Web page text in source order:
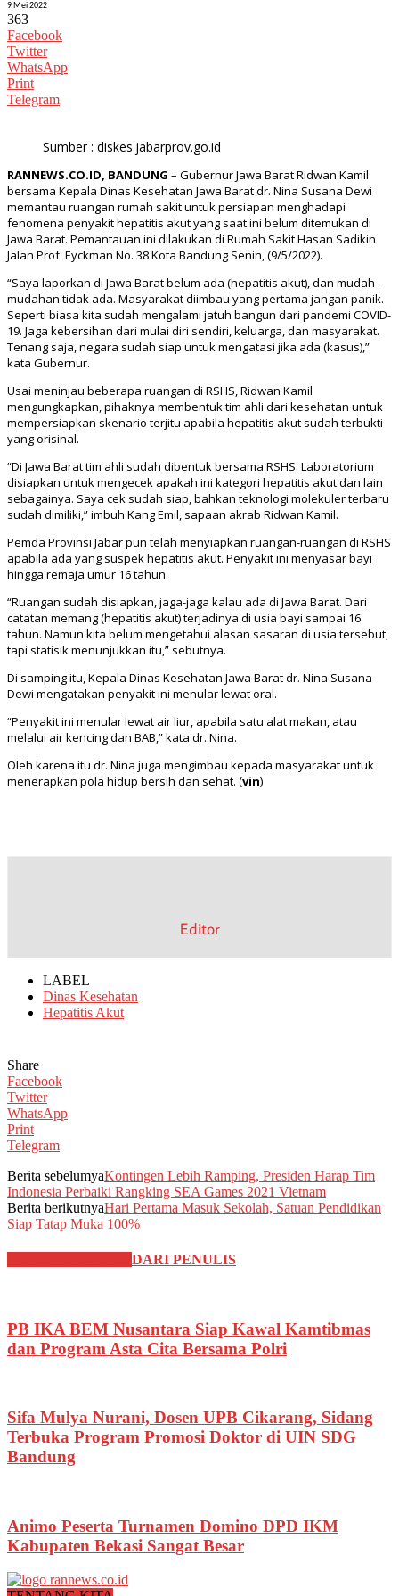
9 Mei 2022
363
Facebook
Twitter
WhatsApp
Print
Telegram
Sumber : diskes.jabarprov.go.id
RANNEWS.CO.ID, BANDUNG – Gubernur Jawa Barat Ridwan Kamil
bersama Kepala Dinas Kesehatan Jawa Barat dr. Nina Susana Dewi
memantau ruangan rumah sakit untuk persiapan menghadapi
fenomena penyakit hepatitis akut yang saat ini belum ditemukan di
Jawa Barat. Pemantauan ini dilakukan di Rumah Sakit Hasan Sadikin
Jalan Prof. Eyckman No. 38 Kota Bandung Senin, (9/5/2022).
“Saya laporkan di Jawa Barat belum ada (hepatitis akut), dan mudah-
mudahan tidak ada. Masyarakat diimbau yang pertama jangan panik.
Seperti biasa kita sudah mengalami jatuh bangun dari pandemi COVID-
19. Jaga kebersihan dari mulai diri sendiri, keluarga, dan masyarakat.
Tenang saja, negara sudah siap untuk mengatasi jika ada (kasus),”
kata Gubernur.
Usai meninjau beberapa ruangan di RSHS, Ridwan Kamil
mengungkapkan, pihaknya membentuk tim ahli dari kesehatan untuk
mempersiapkan skenario terjitu apabila hepatitis akut sudah terbukti
yang orisinal.
“Di Jawa Barat tim ahli sudah dibentuk bersama RSHS. Laboratorium
disiapkan untuk mengecek apakah ini kategori hepatitis akut dan lain
sebagainya. Saya cek sudah siap, bahkan teknologi molekuler terbaru
sudah dimiliki,” imbuh Kang Emil, sapaan akrab Ridwan Kamil.
Pemda Provinsi Jabar pun telah menyiapkan ruangan-ruangan di RSHS
apabila ada yang suspek hepatitis akut. Penyakit ini menyasar bayi
hingga remaja umur 16 tahun.
“Ruangan sudah disiapkan, jaga-jaga kalau ada di Jawa Barat. Dari
catatan memang (hepatitis akut) terjadinya di usia bayi sampai 16
tahun. Namun kita belum mengetahui alasan sasaran di usia tersebut,
tapi statisik menunjukkan itu,” sebutnya.
Di samping itu, Kepala Dinas Kesehatan Jawa Barat dr. Nina Susana
Dewi mengatakan penyakit ini menular lewat oral.
“Penyakit ini menular lewat air liur, apabila satu alat makan, atau
melalui air kencing dan BAB,” kata dr. Nina.
Oleh karena itu dr. Nina juga mengimbau kepada masyarakat untuk
menerapkan pola hidup bersih dan sehat. (vin)
Editor
LABEL
Dinas Kesehatan
Hepatitis Akut
Share
Facebook
Twitter
WhatsApp
Print
Telegram
Berita sebelumyaKontingen Lebih Ramping, Presiden Harap Tim
Indonesia Perbaiki Rangking SEA Games 2021 Vietnam
Berita berikutnyaHari Pertama Masuk Sekolah, Satuan Pendidikan
Siap Tatap Muka 100%
DARI PENULIS
PB IKA BEM Nusantara Siap Kawal Kamtibmas
dan Program Asta Cita Bersama Polri
Sifa Mulya Nurani, Dosen UPB Cikarang, Sidang
Terbuka Program Promosi Doktor di UIN SDG
Bandung
Animo Peserta Turnamen Domino DPD IKM
Kabupaten Bekasi Sangat Besar